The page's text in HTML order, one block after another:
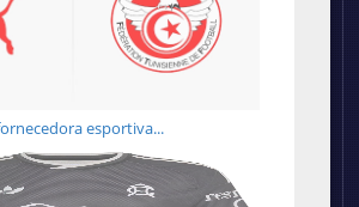
esportiva...